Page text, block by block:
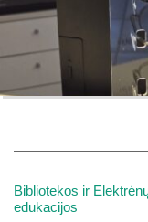
Bibliotekos ir
edukacijos